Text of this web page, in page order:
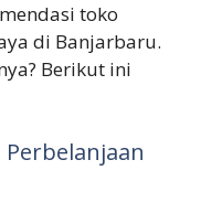
toko
di Banjarbaru.
Berikut ini
Perbelanjaan